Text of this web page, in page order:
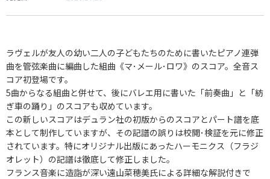
ラヴェルが友人の幼い二人の子どもたちのために書いたピアノ連弾
曲を管弦楽曲に編曲した組曲《マ･メール･ロワ》のスコア。全音ス
コア初登場です。
5曲からなる組曲と併せて、後にバレエ用に書いた「前奏曲」と「紡
ぎ車の踊り」のスコアも収めています。
この新しいスコアはデュラン社の初版からのスコアとパート譜を底
本として制作していますが、その記譜の誤りは校閲･検証を元に修正
されています。特にオリジナル出版にあったハーモニクス（フラジ
オレット）の記譜は徹底して修正しました。
フランス音楽に造詣が深い遠山菜穂美氏による詳細な解説付きで